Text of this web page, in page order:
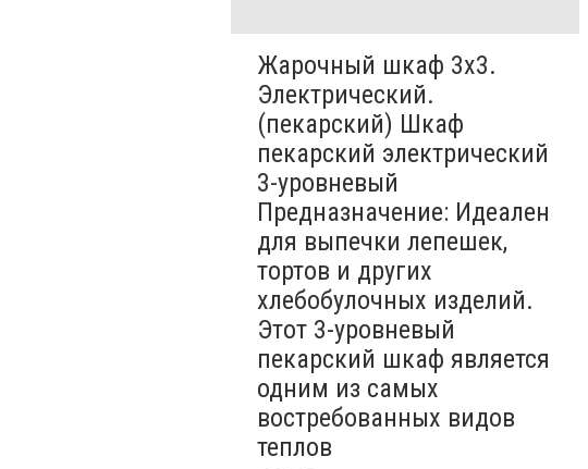
Жарочный шкаф 3х3.
Электрический.
(пекарский) Шкаф
пекарский электрический
3-уровневый
Предназначение: Идеален
для выпечки лепешек,
тортов и других
хлебобулочных изделий.
Этот 3-уровневый
пекарский шкаф является
одним из самых
востребованных видов
теплов